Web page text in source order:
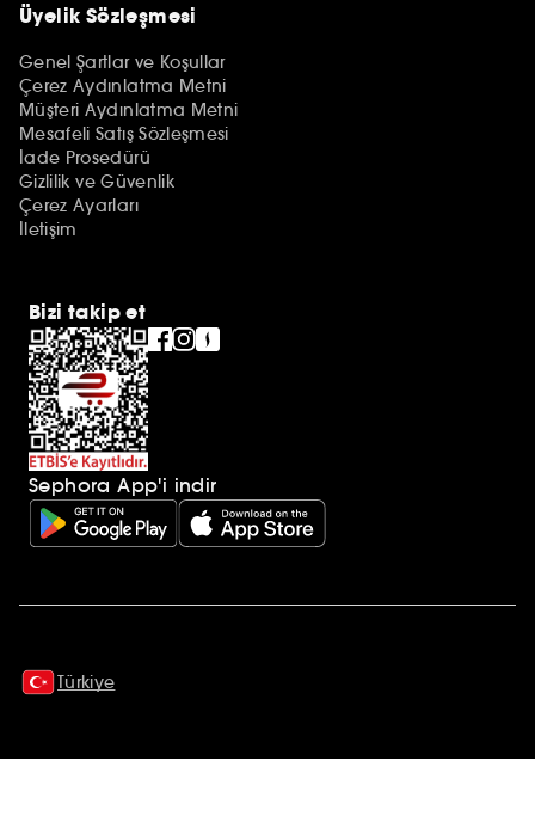
Üyelik Sözleşmesi
Genel Şartlar ve Koşullar
Çerez Aydınlatma Metni
Müşteri Aydınlatma Metni
Mesafeli Satış Sözleşmesi
İade Prosedürü
Gizlilik ve Güvenlik
Çerez Ayarları
İletişim
Bizi takip et
Sephora App'i indir
Türkiye